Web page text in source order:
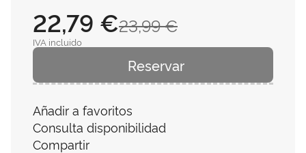
23,99 €
22,79 €
IVA incluido
Reservar
Añadir a favoritos
Consulta disponibilidad
Compartir